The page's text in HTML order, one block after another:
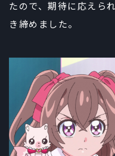
たので、期待に応えら
き締めました。